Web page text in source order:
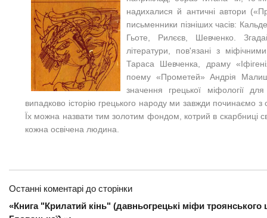
надихалися й античні автори
письменники пізніших часів:
Гьоте, Рилєєв, Шевченко.
літератури, пов'язані з
Тараса Шевченка, драму
поему «Прометей» Андрія
значення грецької міфології
випадково історію грецького народу ми завжди починаємо
Їх можна назвати тим золотим фондом, котрий в скарбниці
кожна освічена людина.
Останні коментарі до сторінки
«Книга "Крилатий кінь" (давньогрецькі міфи троянського